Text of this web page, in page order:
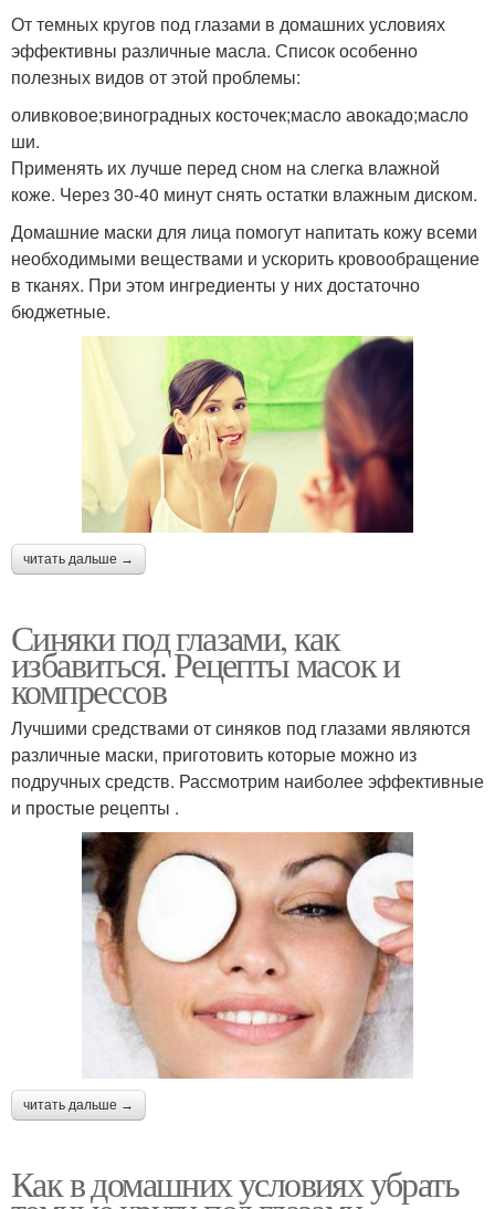
От темных кругов под глазами в домашних условиях
эффективны различные масла. Список особенно
полезных видов от этой проблемы:
оливковое;виноградных косточек;масло авокадо;масло
ши.
Применять их лучше перед сном на слегка влажной
коже. Через 30-40 минут снять остатки влажным диском.
Домашние маски для лица помогут напитать кожу всеми
необходимыми веществами и ускорить кровообращение
в тканях. При этом ингредиенты у них достаточно
бюджетные.
читать дальше →
Синяки под глазами, как
избавиться. Рецепты масок и
компрессов
Лучшими средствами от синяков под глазами являются
различные маски, приготовить которые можно из
подручных средств. Рассмотрим наиболее эффективные
и простые рецепты .
читать дальше →
Как в домашних условиях убрать